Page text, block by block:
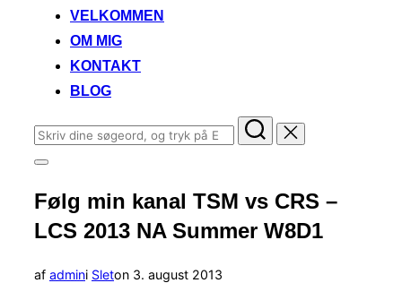
VELKOMMEN
OM MIG
KONTAKT
BLOG
Søg
efter:
Slå
i
sidekolonne
til/fra
Følg min kanal TSM vs CRS –
LCS 2013 NA Summer W8D1
af admini Sleton Udgivet
3. august 2013